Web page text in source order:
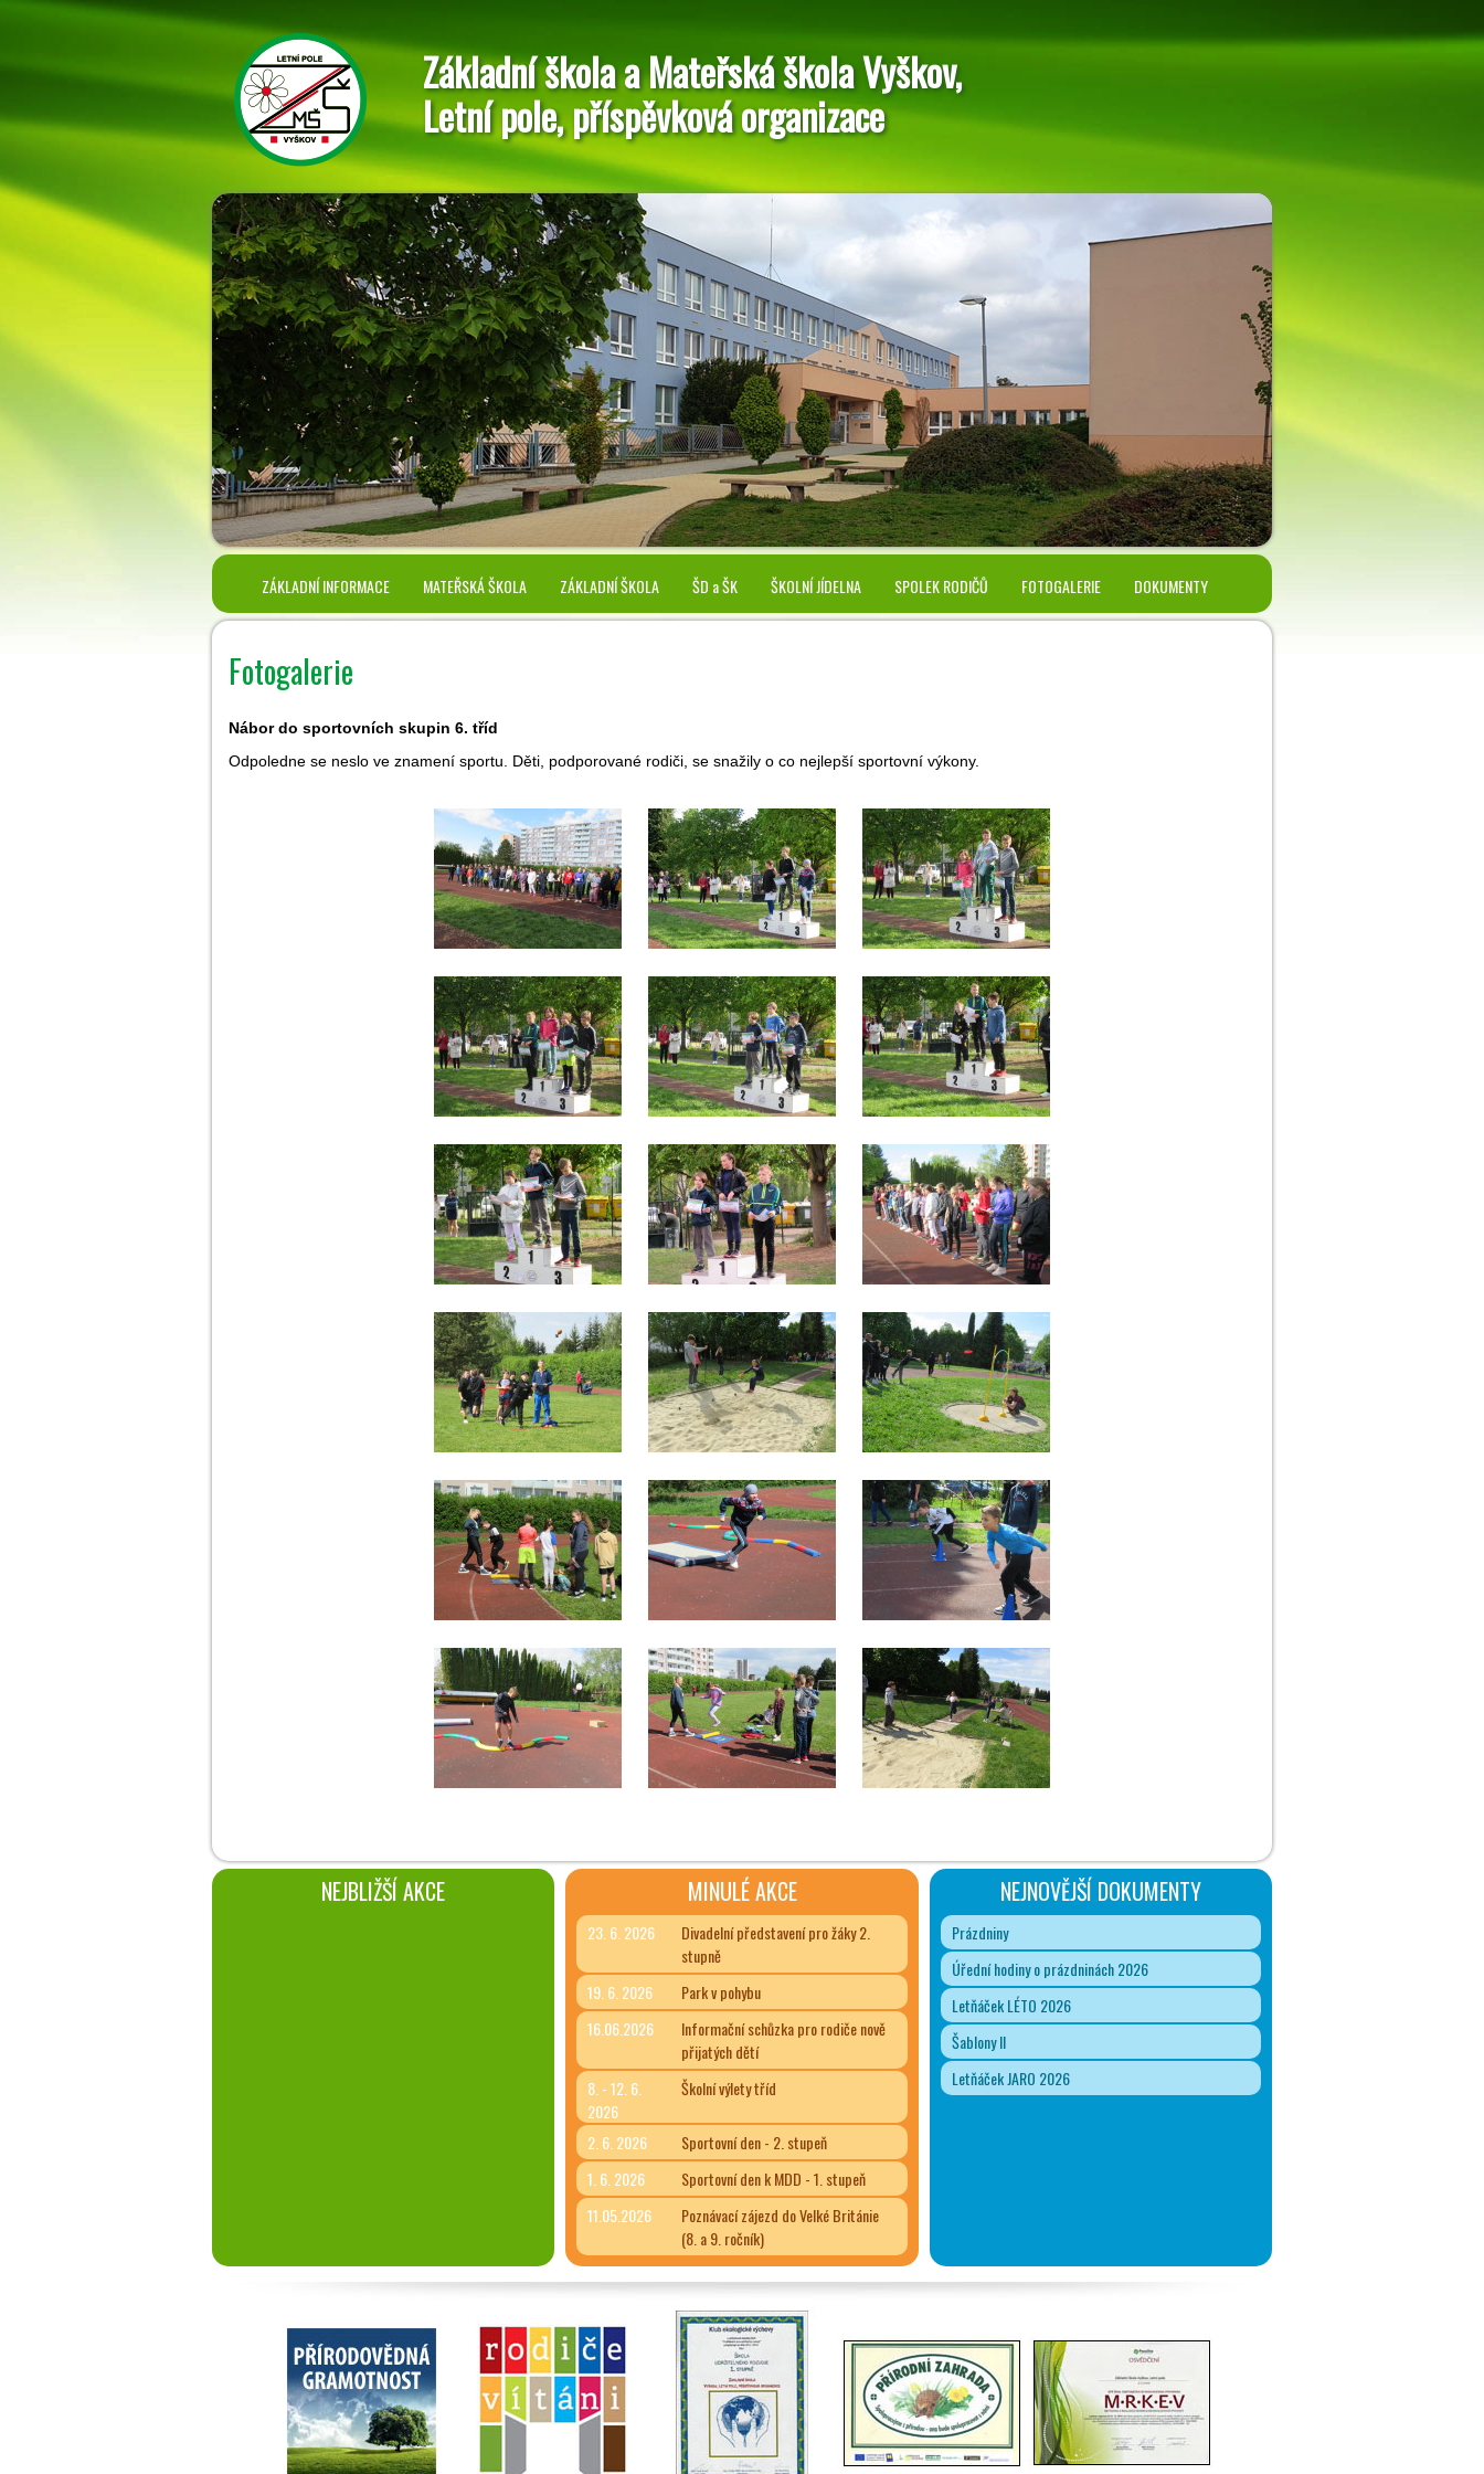
Základní škola a Mateřská škola Vyškov,
Letní pole, příspěvková organizace
ZÁKLADNÍ INFORMACE MATEŘSKÁ ŠKOLA ZÁKLADNÍ ŠKOLA ŠD a ŠK ŠKOLNÍ JÍDELNA SPOLEK RODIČŮ FOTOGALERIE DOKUMENTY
Fotogalerie
Nábor do sportovních skupin 6. tříd
Odpoledne se neslo ve znamení sportu. Děti, podporované rodiči, se snažily o co nejlepší sportovní výkony.
NEJBLIŽŠÍ AKCE MINULÉ AKCE
23. 6. 2026
Divadelní představení pro žáky 2.
stupně
19. 6. 2026
Park v pohybu
16.06.2026
Informační schůzka pro rodiče nově
přijatých dětí
8. - 12. 6.
2026
Školní výlety tříd
2. 6. 2026
Sportovní den - 2. stupeň
1. 6. 2026
Sportovní den k MDD - 1. stupeň
11.05.2026
Poznávací zájezd do Velké Británie
(8. a 9. ročník)
NEJNOVĚJŠÍ DOKUMENTY
Prázdniny
Úřední hodiny o prázdninách 2026
Letňáček LÉTO 2026
Šablony II
Letňáček JARO 2026